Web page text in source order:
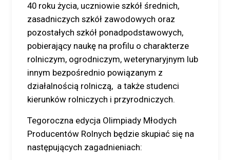
40 roku życia, uczniowie szkół średnich,
zasadniczych szkół zawodowych oraz
pozostałych szkół ponadpodstawowych,
pobierający naukę na profilu o charakterze
rolniczym, ogrodniczym, weterynaryjnym lub
innym bezpośrednio powiązanym z
działalnością rolniczą, a także studenci
kierunków rolniczych i przyrodniczych.
Tegoroczna edycja Olimpiady Młodych
Producentów Rolnych będzie skupiać się na
następujących zagadnieniach: